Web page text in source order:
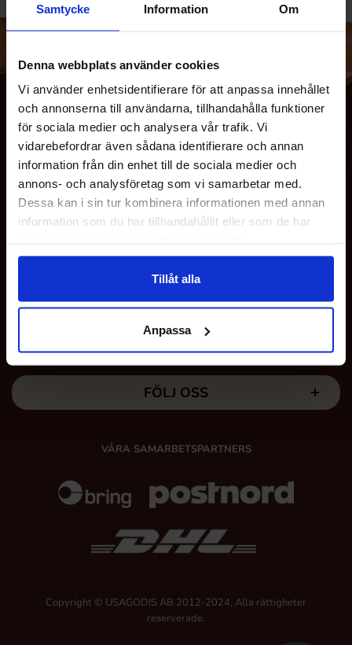
Samtycke Information Om
Denna webbplats använder cookies
Vi använder enhetsidentifierare för att anpassa innehållet
och annonserna till användarna, tillhandahålla funktioner
för sociala medier och analysera vår trafik. Vi
vidarebefordrar även sådana identifierare och annan
information från din enhet till de sociala medier och
annons- och analysföretag som vi samarbetar med.
Dessa kan i sin tur kombinera informationen med annan
information som du har tillhandahållit eller som de har
Tillåt alla
Anpassa
Walkers är ett brittiskt företag som producerar och säljer
snacks. Företaget är mest känd för sina potatischips med
salt- och vinäger smak, men producerar även mängder med
andra snacks
MINA SIDOR
FÖLJ OSS
VÅRA SAMARBETSPARTNERS
Copyright © USAGODIS AB 2012-2024, Alla rättigheter
reserverade.